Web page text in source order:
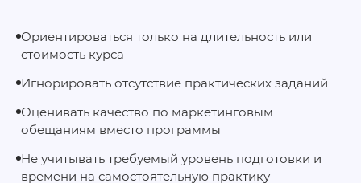
Ориентироваться только на длительность или
стоимость курса
Игнорировать отсутствие практических заданий
Оценивать качество по маркетинговым
обещаниям вместо программы
Не учитывать требуемый уровень подготовки и
времени на самостоятельную практику